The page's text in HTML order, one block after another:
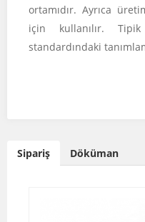
ortamıdır. Ayrıca
için kullanılır.
standardındaki
Sipariş Döküman